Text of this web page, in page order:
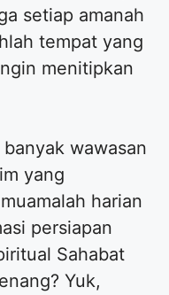
setiap amanah
tempat yang
menitipkan
wawasan
yang
harian
persiapan
Sahabat
Yuk,